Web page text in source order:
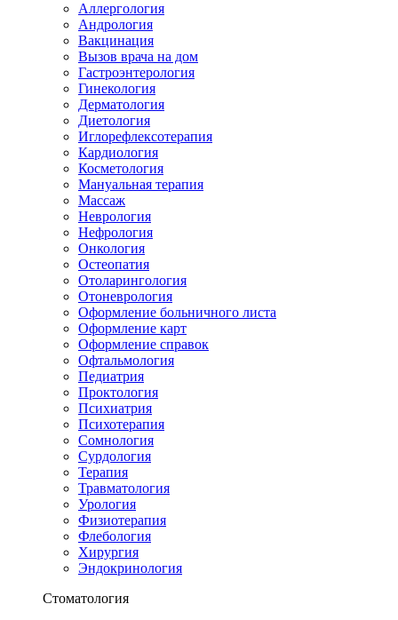
Аллергология
Андрология
Вакцинация
Вызов врача на дом
Гастроэнтерология
Гинекология
Дерматология
Диетология
Иглорефлексотерапия
Кардиология
Косметология
Мануальная терапия
Массаж
Неврология
Нефрология
Онкология
Остеопатия
Отоларингология
Отоневрология
Оформление больничного листа
Оформление карт
Оформление справок
Офтальмология
Педиатрия
Проктология
Психиатрия
Психотерапия
Сомнология
Сурдология
Терапия
Травматология
Урология
Физиотерапия
Флебология
Хирургия
Эндокринология
Стоматология